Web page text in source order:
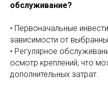
обслуживание?
• Первоначальные
зависимости от
• Регулярное
осмотр креплений, что
дополнительных затрат.